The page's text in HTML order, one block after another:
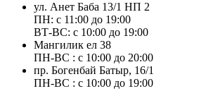
ул. Анет Баба 13/1 НП 2
ПН: с 11:00 до 19:00
ВТ-ВС: с 10:00 до 19:00
Мангилик ел 38
ПН-ВС : с 10:00 до 20:00
пр. Богенбай Батыр, 16/1
ПН-ВС : с 10:00 до 19:00